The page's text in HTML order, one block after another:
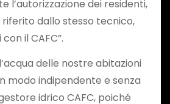
l’autorizzazione dei residenti,
dallo stesso tecnico,
il CAFC”.
delle nostre abitazioni
modo indipendente e senza
idrico CAFC, poiché